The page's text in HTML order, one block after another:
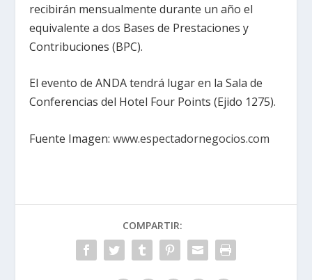
recibirán mensualmente durante un año el
equivalente a dos Bases de Prestaciones y
Contribuciones (BPC).
El evento de ANDA tendrá lugar en la Sala de
Conferencias del Hotel Four Points (Ejido 1275).
Fuente Imagen:www.espectadornegocios.com
COMPARTIR: